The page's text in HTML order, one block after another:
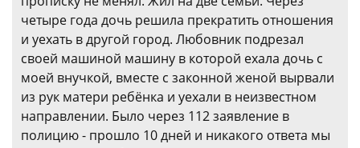
четыре года дочь решила прекратить отношения
и уехать в другой город. Любовник подрезал
своей машиной машину в которой ехала дочь с
моей внучкой, вместе с законной женой вырвали
из рук матери ребёнка и уехали в неизвестном
направлении. Было через 112 заявление в
полицию - прошло 10 дней и никакого ответа мы